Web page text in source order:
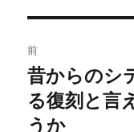
稿
ナ
前
前
の
投
昔からのシ
る復刻と言
うか